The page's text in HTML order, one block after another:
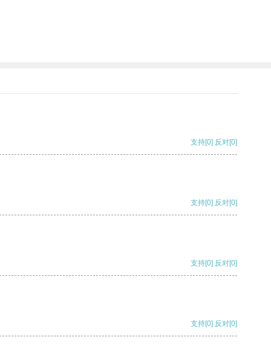
支持[0] 反对[0]
支持[0] 反对[0]
支持[0] 反对[0]
支持[0] 反对[0]